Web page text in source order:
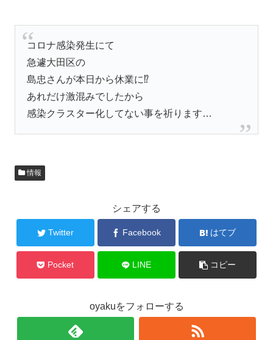
コロナ感染発生にて
急遽大田区の
島忠さんが本日から休業に⁉️
あれだけ激混みでしたから
感染クラスター化してない事を祈ります…
情報
シェアする
Twitter Facebook はてブ
Pocket LINE コピー
oyakuをフォローする